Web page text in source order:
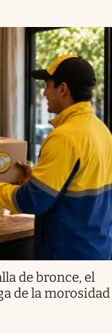
de bronce, el
de la morosidad